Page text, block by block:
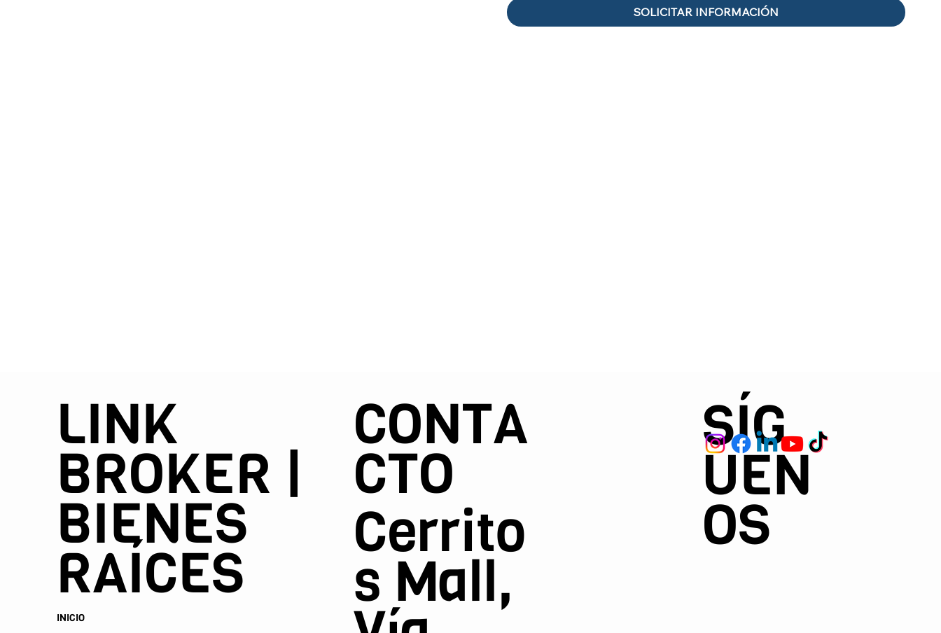
SOLICITAR INFORMACIÓN
LINK
BROKER |
BIENES
RAÍCES
INICIO
Cerrito
s Mall,
CONTA
CTO
SÍG
UEN
OS